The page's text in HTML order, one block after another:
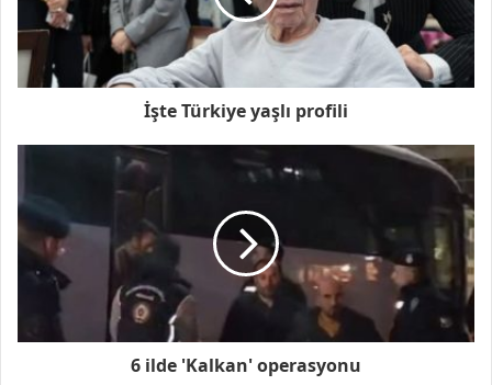
İşte Türkiye yaşlı profili
6 ilde 'Kalkan' operasyonu